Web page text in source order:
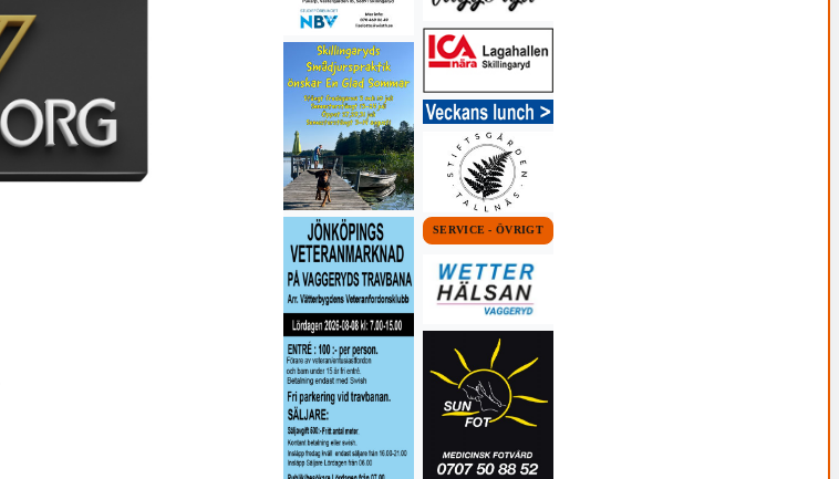
SERVICE - ÖVRIGT